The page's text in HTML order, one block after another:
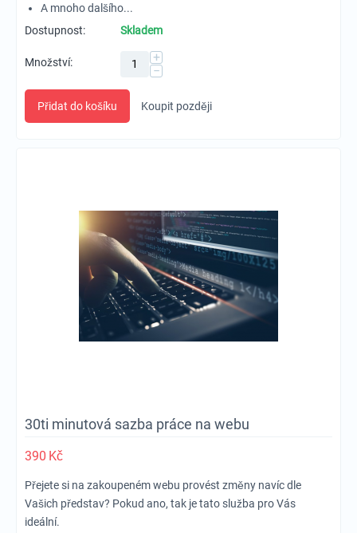
A mnoho dalšího...
Dostupnost:
Skladem
Množství:
+
−
Přidat do košíku Koupit později
30ti minutová sazba práce na webu
390 Kč
Přejete si na zakoupeném webu provést změny navíc dle
Vašich představ? Pokud ano, tak je tato služba pro Vás
ideální.